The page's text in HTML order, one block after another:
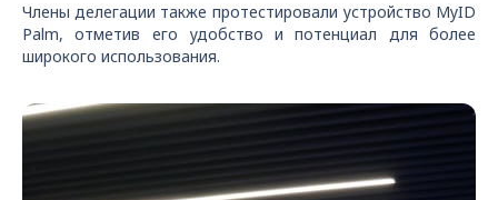
Члены делегации также протестировали устройство MyID
Palm, отметив его удобство и потенциал для более
широкого использования.